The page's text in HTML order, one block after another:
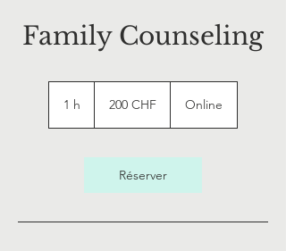
Family Counseling
1 h
suisses
200 CHF Online
Réserver